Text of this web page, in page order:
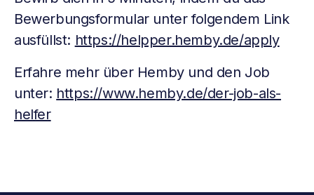
Bewerbungsformular unter folgendem Link
ausfüllst: https://helpper.hemby.de/apply
Erfahre mehr über Hemby und den Job
unter: https://www.hemby.de/der-job-als-
helfer